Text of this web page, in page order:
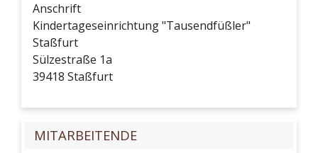
Anschrift
Kindertageseinrichtung "Tausendfüßler"
Staßfurt
Sülzestraße 1a
39418 Staßfurt
MITARBEITENDE